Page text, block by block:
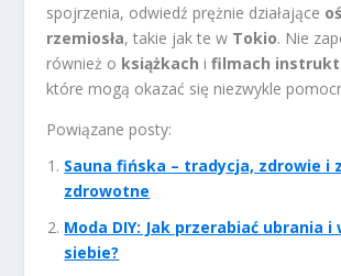
spojrzenia, odwiedź prężnie działające
rzemiosła, takie jak te w Tokio. Nie
również o książkach ifilmach
które mogą okazać się niezwykle
Powiązane posty:
Sauna fińska – tradycja, zdrowie i
zdrowotne
Moda DIY: Jak przerabiać ubrania i
siebie?